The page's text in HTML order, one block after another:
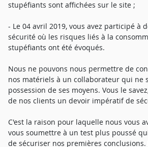
stupéfiants sont affichées sur le site ;
- Le 04 avril 2019, vous avez participé à
sécurité où les risques liés à la
stupéfiants ont été évoqués.
Nous ne pouvons nous permettre de
nos matériels à un collaborateur qui ne
possession de ses moyens. Vous le
de nos clients un devoir impératif de
C'est la raison pour laquelle nous vous
vous soumettre à un test plus poussé
de sécuriser nos premières conclusions.